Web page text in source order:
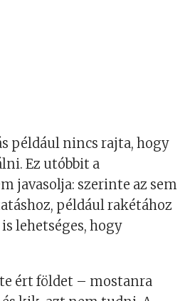
például nincs rajta, hogy
Ez utóbbit a
javasolja: szerinte az sem
például rakétához
lehetséges, hogy
ért földet – mostanra